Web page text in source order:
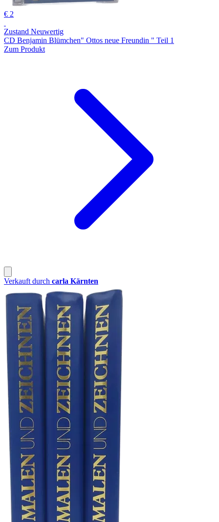
€ 2
Zustand Neuwertig
CD Benjamin Blümchen" Ottos neue Freundin " Teil 1
Zum Produkt
Verkauft durch carla Kärnten